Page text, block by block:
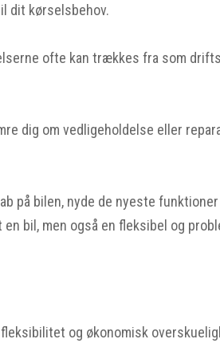
dit kørselsbehov.
ofte kan trækkes fra som
dig om vedligeholdelse eller
på bilen, nyde de nyeste
bil, men også en fleksibel og
og økonomisk